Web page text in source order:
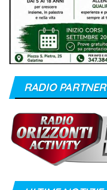
RADIO PARTNER